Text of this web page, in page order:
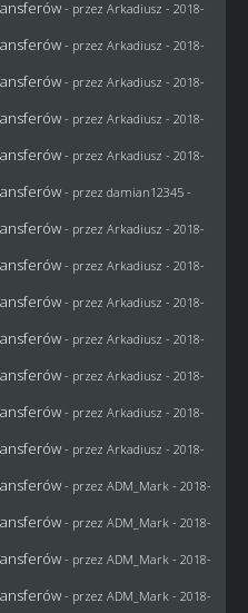
- przez Arkadiusz - 2018-
- przez Arkadiusz - 2018-
- przez Arkadiusz - 2018-
- przez Arkadiusz - 2018-
- przez Arkadiusz - 2018-
- przez damian12345-
- przez Arkadiusz - 2018-
- przez Arkadiusz - 2018-
- przez Arkadiusz - 2018-
- przez Arkadiusz - 2018-
- przez Arkadiusz - 2018-
- przez Arkadiusz - 2018-
- przez Arkadiusz - 2018-
- przez ADM_Mark- 2018-
- przez ADM_Mark- 2018-
- przez ADM_Mark- 2018-
- przez ADM_Mark- 2018-